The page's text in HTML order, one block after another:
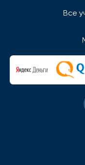
Все